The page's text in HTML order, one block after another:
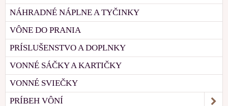
NÁHRADNÉ NÁPLNE A TYČINKY
VÔNE DO PRANIA
PRÍSLUŠENSTVO A DOPLNKY
VONNÉ SÁČKY A KARTIČKY
VONNÉ SVIEČKY
PRÍBEH VÔNÍ